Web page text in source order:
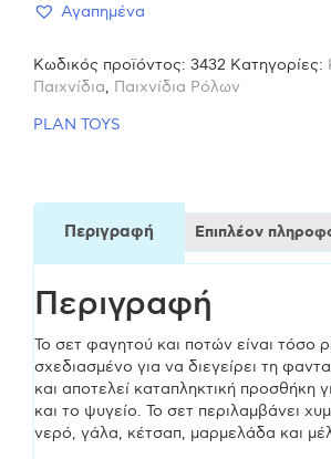
φαγητού
&
ποτών
Ξύλινο
Παιχνίδι
από
2ετών
Αγαπημένα
Κωδικός προϊόντος: 3432 Κατηγορίες:
Παιχνίδια, Παιχνίδια Ρόλων
PLAN TOYS
Περιγραφή Επιπλέον
Περιγραφή
Το σετ φαγητού και ποτών είναι τόσο
σχεδιασμένο για να διεγείρει τη
και αποτελεί καταπληκτική προσθήκη
και το ψυγείο. Το σετ περιλαμβάνει
νερό, γάλα, κέτσαπ, μαρμελάδα και